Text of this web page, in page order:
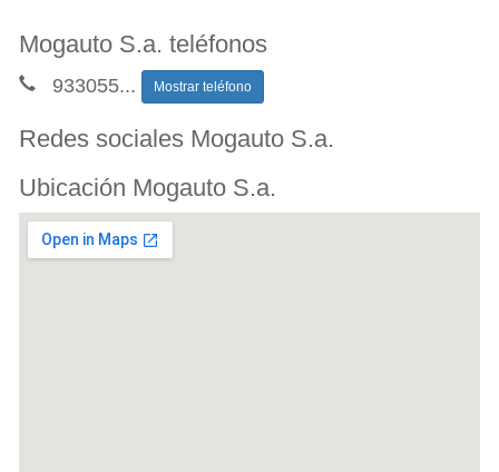
Mogauto S.a. teléfonos
933055... Mostrar teléfono
Redes sociales Mogauto S.a.
Ubicación Mogauto S.a.